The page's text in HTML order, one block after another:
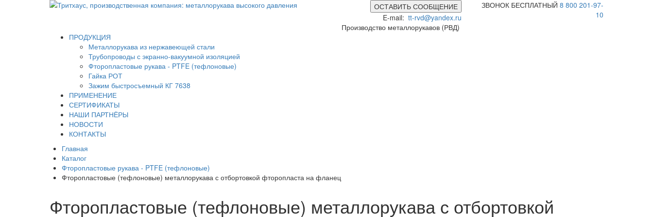
ОСТАВИТЬ СООБЩЕНИЕ
E-mail: tt-rvd@yandex.ru
Производство металлорукавов (РВД)
ЗВОНОК БЕСПЛАТНЫЙ 8 800 201-97-
10
ПРОДУКЦИЯ
Металлорукава из нержавеющей стали
Трубопроводы с экранно-вакуумной изоляцией
Фторопластовые рукава - PTFE (тефлоновые)
Гайка РОТ
Зажим быстросъемный КГ 7638
ПРИМЕНЕНИЕ
СЕРТИФИКАТЫ
НАШИ ПАРТНЁРЫ
НОВОСТИ
КОНТАКТЫ
Главная
Каталог
Фторопластовые рукава - PTFE (тефлоновые)
Фторопластовые (тефлоновые) металлорукава с отбортовкой фторопласта на фланец
Фторопластовые (тефлоновые) металлорукава с отбортовкой